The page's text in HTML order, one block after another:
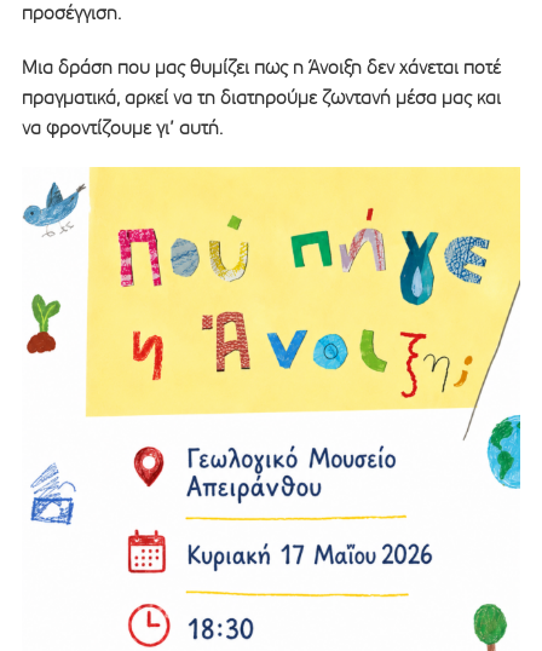
προσέγγιση.
Μια δράση που μας θυμίζει πως η Άνοιξη δεν χάνεται ποτέ
πραγματικά, αρκεί να τη διατηρούμε ζωντανή μέσα μας και
να φροντίζουμε γι’ αυτή.